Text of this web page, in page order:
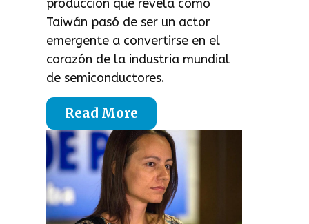
producción que revela como
Taiwán pasó de ser un actor
emergente a convertirse en el
corazón de la industria mundial
de semiconductores.
Read More